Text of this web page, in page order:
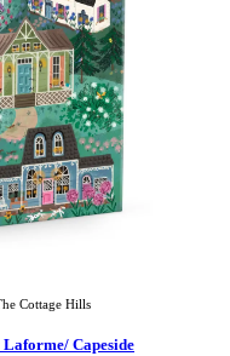
Cottage Hills
Capeside